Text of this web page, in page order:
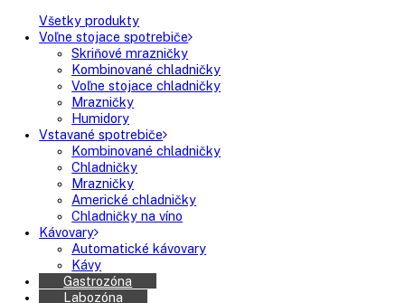
Všetky produkty
Voľne stojace spotrebiče
Skriňové mrazničky
Kombinované chladničky
Voľne stojace chladničky
Mrazničky
Humidory
Vstavané spotrebiče
Kombinované chladničky
Chladničky
Mrazničky
Americké chladničky
Chladničky na víno
Kávovary
Automatické kávovary